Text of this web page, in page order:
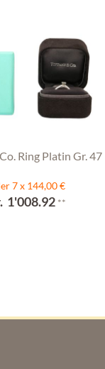
Ring Platin Gr. 47
7 x 144,00 €
1'008.92**